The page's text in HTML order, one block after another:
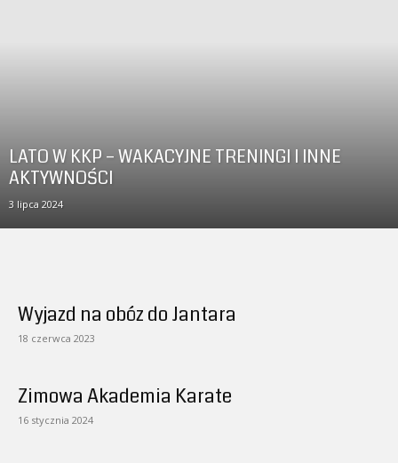
LATO W KKP – WAKACYJNE TRENINGI I INNE
AKTYWNOŚCI
3 lipca 2024
Wyjazd na obóz do Jantara
18 czerwca 2023
Zimowa Akademia Karate
16 stycznia 2024